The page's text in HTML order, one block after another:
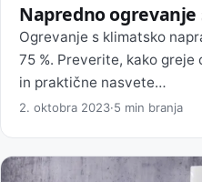
Napredno
Ogrevanje s klimatsko
75 %. Preverite, kako
in praktične nasvete…
2. oktobra 2023·5 min branja